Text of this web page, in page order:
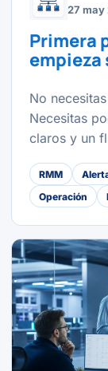
27 may
Primera
empieza
No
Necesitas
claros y un
RMM
Operación